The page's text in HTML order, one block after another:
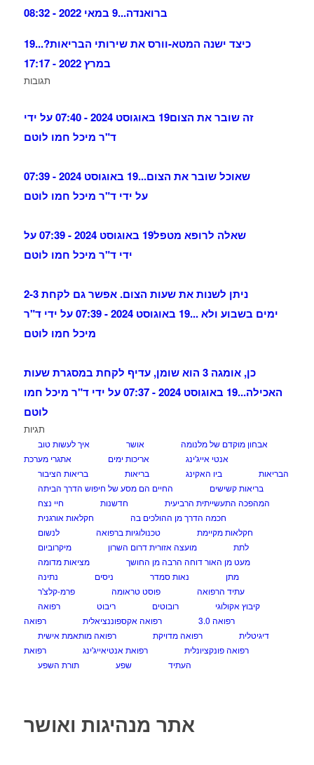
ברואנדה...9 במאי 2022 - 08:32
כיצד ישנה המטא-וורס את שירותי הבריאות?...19
במרץ 2022 - 17:17
תגובות
זה שובר את הצום
19 באוגוסט 2024 - 07:40 על ידי
ד"ר מיכל חמו לוטם
שאוכל שובר את הצום...
19 באוגוסט 2024 - 07:39
על ידי ד"ר מיכל חמו לוטם
שאלה לרופא מטפל
19 באוגוסט 2024 - 07:39 על
ידי ד"ר מיכל חמו לוטם
ניתן לשנות את שעות הצום. אפשר גם לקחת 2-3
ימים בשבוע ולא ...
19 באוגוסט 2024 - 07:39 על ידי ד"ר
מיכל חמו לוטם
כן, אומגה 3 הוא שומן, עדיף לקחת במסגרת שעות
האכילה...
19 באוגוסט 2024 - 07:37 על ידי ד"ר מיכל חמו
לוטם
תגיות
אבחון מוקדם של מלנומה אושר
איך לעשות טוב
אנטי אייג'ינג
אריכות ימים
אתגרי מערכת
הבריאות
ביו האקינג בריאות
בריאות הציבור
בריאות קשישים
החיים הם מסע של חיפוש הדרך הביתה
המהפכה התעשייתית הרביעית
חדשנות
חיי נצח
חכמה הדרך מן ההולכים בה
חקלאות אורגנית
חקלאות מקיימת
טכנולוגיות ברפואה
לנשום
לתת
מועצה אזורית דרום השרון
מיקרוביום
מעט מן האור דוחה הרבה מן החושך
מציאות מדומה
מתן
נאות סמדר ניסים
נתינה
עתיד הרפואה
פוסט טראומה
פרמ-קלצ'ר
קיבוץ אקולוגי
רובוטים ריבוט
רפואה
רפואה 3.0
רפואה אקספוננציאלית
רפואה
דיגיטלית
רפואה מדויקת
רפואה מותאמת אישית
רפואה פונקציונלית
רפואת אנטיאייג'ינג
רפואת
העתיד
שפע תורת השפע
אתר מנהיגות ואושר